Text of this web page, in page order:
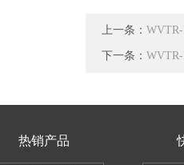
上一条：
下一条：
热销产品